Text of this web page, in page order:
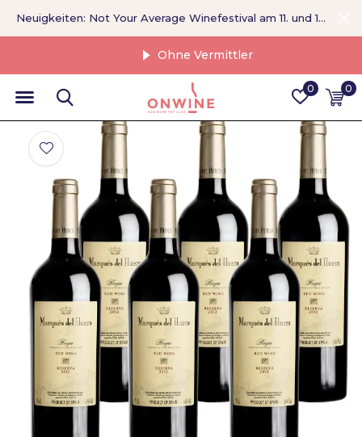
0 0
Ohne Vermittler
Neuigkeiten: Not Your Average Winefestival am 11. und 12. September >